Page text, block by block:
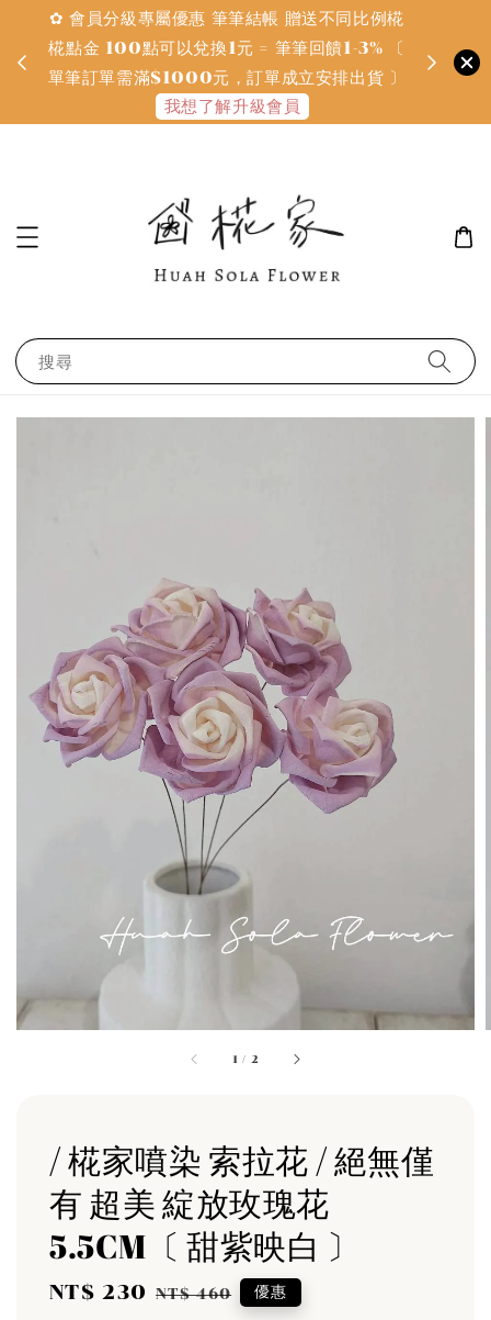
✿ 會員分級專屬優惠 筆筆結帳 贈送不同比例椛
椛點金 100點可以兌換1元 = 筆筆回饋1-3% 〔
單筆訂單需滿$1000元，訂單成立安排出貨 〕
我想了解升級會員
搜尋
1 / 2
/ 椛家噴染 索拉花 / 絕無僅
有 超美 綻放玫瑰花
5.5CM〔 甜紫映白 〕
Sale
NT$ 230 Regular
NT$ 460 優惠